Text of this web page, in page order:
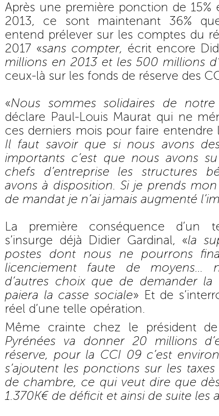
Après une première ponction de 15%
2013, ce sont maintenant 36%
entend prélever sur les comptes du
2017 «sans compter, écrit encore
millions en 2013 et les 500 millions
ceux-là sur les fonds de réserve des
«Nous sommes solidaires de
déclare Paul-Louis Maurat qui ne
ces derniers mois pour faire entendre
Il faut savoir que si nous avons
importants c’est que nous avons
chefs d’entreprise les structures
avons à disposition. Si je prends
de mandat je n’ai jamais augmenté
La première conséquence d’un
s’insurge déjà Didier Gardinal, «la
postes dont nous ne pourrons
licenciement faute de moyens…
d’autres choix que de demander la
paiera la casse sociale» Et de
réel d’une telle opération.
Même crainte chez le président
Pyrénées va donner 20 millions
réserve, pour la CCI 09 c’est
s’ajoutent les ponctions sur les
de chambre, ce qui veut dire que
1.370K€ de déficit et ainsi de suite les